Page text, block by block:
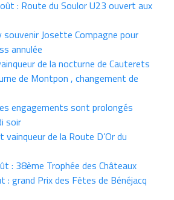
: Route du Soulor U23 ouvert aux
Josette Compagne pour
annulée
de la nocturne de Cauterets
de Montpon , changement de
engagements sont prolongés
soir
de la Route D’Or du
: 38ème Trophée des Châteaux
: grand Prix des Fêtes de Bénéjacq